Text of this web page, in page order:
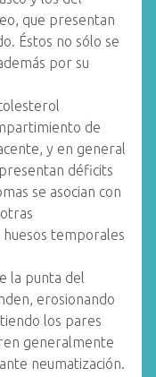
que presentan
Éstos no sólo se
por su
de
y en general
déficits
se asocian con
temporales
la punta del
erosionando
los pares
generalmente
neumatización.